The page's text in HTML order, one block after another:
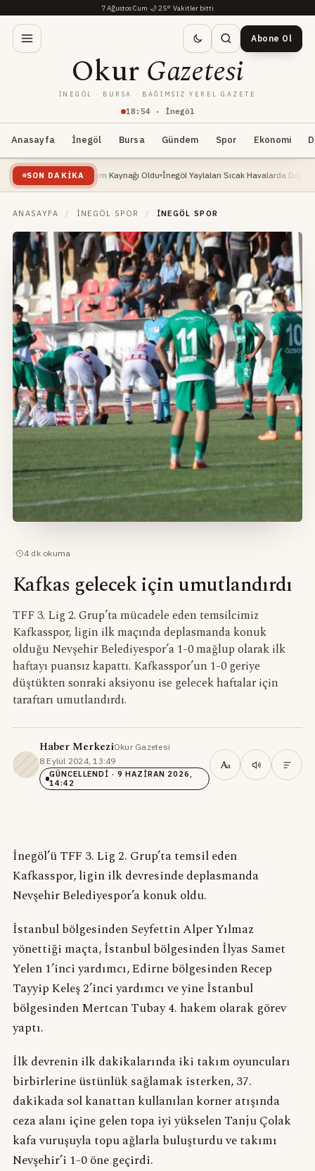
7 Ağustos Cum·🌙25°·Vakitler bitti
18 : 54· İnegöl
OkurGazetesi
İNEGÖL · BURSA · BAĞIMSIZ YEREL GAZETE
Abone Ol
Anasayfa İnegöl Bursa Gündem Spor Ekonomi
SON DAKIKA
Yeni Geçim Kaynağı Oldu İnegöl Yaylaları Sıcak Havalarda Doğa Severlerin
ANASAYFA / İNEGÖL SPOR / İNEGÖL SPOR
· 4 dk okuma
Kafkas gelecek için umutlandırdı
TFF 3. Lig 2. Grup’ta mücadele eden temsilcimiz
Kafkasspor, ligin ilk maçında deplasmanda konuk
olduğu Nevşehir Belediyespor’a 1-0 mağlup olarak ilk
haftayı puansız kapattı. Kafkasspor’un 1-0 geriye
düştükten sonraki aksiyonu ise gelecek haftalar için
taraftarı umutlandırdı.
Haber MerkeziOkur Gazetesi·
8 Eylül 2024, 13:49·
GÜNCELLENDI · 9 HAZIRAN 2026,
14:42
Aa
İnegöl’ü TFF 3. Lig 2. Grup’ta temsil eden
Kafkasspor, ligin ilk devresinde deplasmanda
Nevşehir Belediyespor’a konuk oldu.
İstanbul bölgesinden Seyfettin Alper Yılmaz
yönettiği maçta, İstanbul bölgesinden İlyas Samet
Yelen 1’inci yardımcı, Edirne bölgesinden Recep
Tayyip Keleş 2’inci yardımcı ve yine İstanbul
bölgesinden Mertcan Tubay 4. hakem olarak görev
yaptı.
İlk devrenin ilk dakikalarında iki takım oyuncuları
birbirlerine üstünlük sağlamak isterken, 37.
dakikada sol kanattan kullanılan korner atışında
ceza alanı içine gelen topa iyi yükselen Tanju Çolak
kafa vuruşuyla topu ağlarla buluşturdu ve takımı
Nevşehir’i 1-0 öne geçirdi.